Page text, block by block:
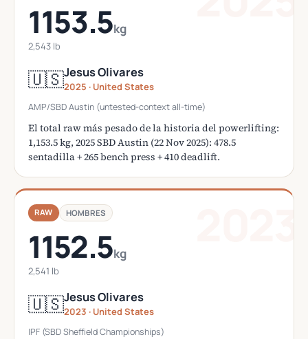
1153.5kg
2,543 lb
🇺🇸Jesus Olivares
2025 · United States
AMP/SBD Austin (untested-context all-time)
El total raw más pesado de la historia del powerlifting:
1,153.5 kg, 2025 SBD Austin (22 Nov 2025): 478.5
sentadilla + 265 bench press + 410 deadlift.
RAW HOMBRES
1152.5kg
2,541 lb
🇺🇸Jesus Olivares
2023 · United States
IPF (SBD Sheffield Championships)